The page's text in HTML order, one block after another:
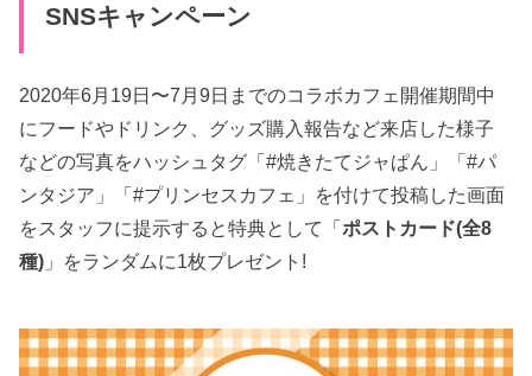
SNSキャンペーン
2020年6月19日〜7月9日までのコラボカフェ開催期間中
にフードやドリンク、グッズ購入報告など来店した様子
などの写真をハッシュタグ「#焼きたてジャぱん」「#パ
ンタジア」「#プリンセスカフェ」を付けて投稿した画面
をスタッフに提示すると特典として「ポストカード(全8
種) 」をランダムに1枚プレゼント!